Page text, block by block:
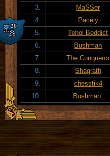
3.
MaSSer
4.
Pacely
5.
Tehol Beddict
6.
Bushman
7.
The Conqueror
8.
Shagrath
9.
chesstik4
10.
Bushman.